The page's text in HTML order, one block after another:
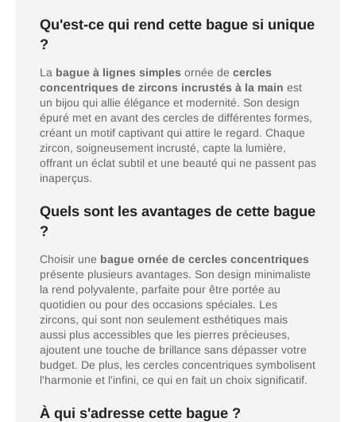
Qu'est-ce qui rend cette bague si unique
?
La bague à lignes simples ornée de cercles
concentriques de zircons incrustés à la main est
un bijou qui allie élégance et modernité. Son design
épuré met en avant des cercles de différentes formes,
créant un motif captivant qui attire le regard. Chaque
zircon, soigneusement incrusté, capte la lumière,
offrant un éclat subtil et une beauté qui ne passent pas
inaperçus.
Quels sont les avantages de cette bague
?
Choisir une bague ornée de cercles concentriques
présente plusieurs avantages. Son design minimaliste
la rend polyvalente, parfaite pour être portée au
quotidien ou pour des occasions spéciales. Les
zircons, qui sont non seulement esthétiques mais
aussi plus accessibles que les pierres précieuses,
ajoutent une touche de brillance sans dépasser votre
budget. De plus, les cercles concentriques symbolisent
l'harmonie et l'infini, ce qui en fait un choix significatif.
À qui s'adresse cette bague ?